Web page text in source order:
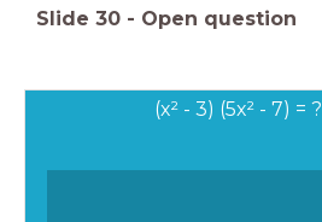
Slide 30 - Open question
(x² - 3) (5x² - 7) = ?